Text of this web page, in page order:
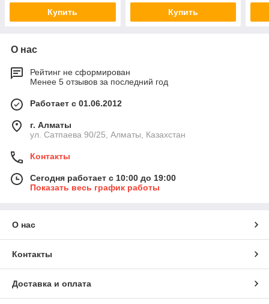
Купить Купить
О нас
Рейтинг не сформирован
Менее 5 отзывов за последний год
Работает с 01.06.2012
г. Алматы
ул. Сатпаева 90/25, Алматы, Казахстан
Контакты
Сегодня работает с 10:00 до 19:00
Показать весь график работы
О нас
Контакты
Доставка и оплата